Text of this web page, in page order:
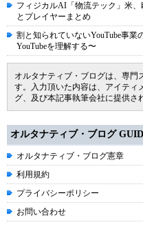
フィジカルAI「物流テック」米
とプレイヤーまとめ
割と知られていないYouTube事
YouTubeを理解する〜
オルタナティブ・ブログは、専門
す。入力頂いた内容は、アイティ
グ、及び本記事執筆会社に提供さ
オルタナティブ・ブログ
オルタナティブ・ブログ憲章
利用規約
プライバシーポリシー
お問い合わせ